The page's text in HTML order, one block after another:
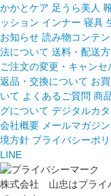
かかとケア 足うら美人
ッション インナー 寝具
お知らせ 読み物コンテ
法について 送料・配送
ご注文の変更・キャンセ
返品・交換について お
いて よくあるご質問 商
グについて デジタルカ
会社概要 メールマガジン
境方針 プライバシーポ
LINE
株式会社 山忠はプライ